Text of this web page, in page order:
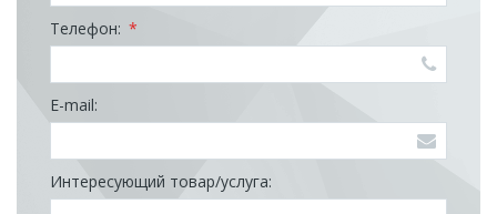
Телефон: *
E-mail:
Интересующий товар/услуга: